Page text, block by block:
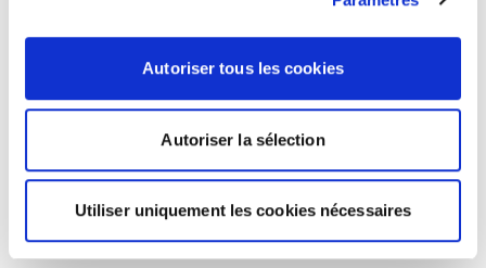
Autoriser tous les cookies
Autoriser la sélection
Utiliser uniquement les cookies nécessaires